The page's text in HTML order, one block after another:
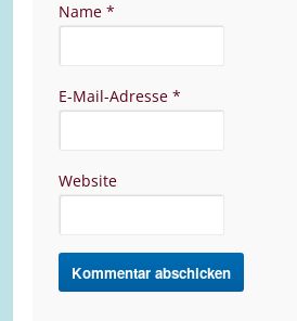
Name *
E-Mail-Adresse *
Website